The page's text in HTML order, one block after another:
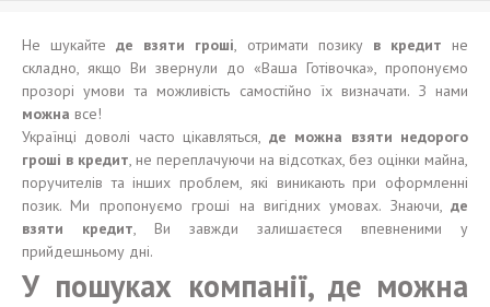
Не шукайтеде взяти гроші, отримати позику в кредит не
складно, якщо Ви звернули до «Ваша Готівочка», пропонуємо
прозорі умови та можливість самостійно їх визначати. З нами
можна все!
Українці доволі часто цікавляться, де можна взяти недорого
гроші в кредит, не переплачуючи на відсотках, без оцінки майна,
поручителів та інших проблем, які виникають при оформленні
позик. Ми пропонуємо гроші на вигідних умовах. Знаючи, де
взяти кредит, Ви завжди залишаєтеся впевненими у
прийдешньому дні.
У пошуках компанії, де можна